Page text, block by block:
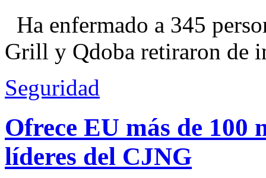
Ha enfermado a 345
Grill y Qdoba retiraron de
Seguridad
Ofrece EU más de 100
líderes del CJNG